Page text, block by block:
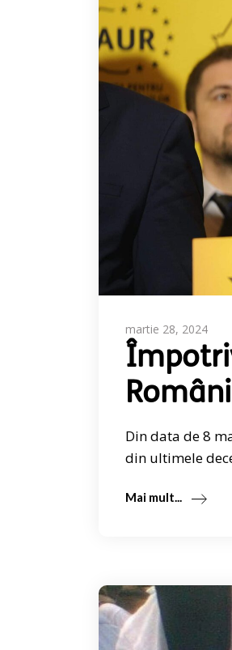
martie 28, 2024
Din data de 8
din ultimele
Mai mult...